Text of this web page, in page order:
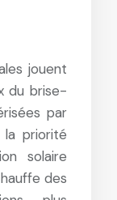
jouent
du brise-
par
priorité
solaire
des